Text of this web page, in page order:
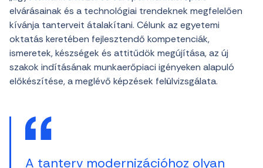
elvárásainak és a technológiai trendeknek megfelelően
kívánja tanterveit átalakítani. Célunk az egyetemi
oktatás keretében fejlesztendő kompetenciák,
ismeretek, készségek és attitűdök megújítása, az új
szakok indításának munkaerőpiaci igényeken alapuló
előkészítése, a meglévő képzések felülvizsgálata.
A tanterv modernizációhoz olyan